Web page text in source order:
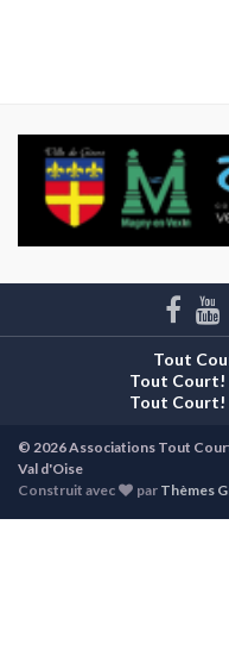
Tout
Tout Court!
Tout Court!
© 2026 Associations Tout
Val d'Oise
Construit avec
par Thèmes